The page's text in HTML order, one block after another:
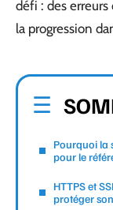
défi : des
la progression
Pourquoi la
pour le
HTTPS et
protéger